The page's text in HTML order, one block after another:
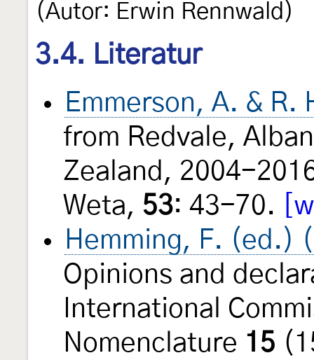
(Autor: Erwin Rennwald)
3.4. Literatur
Emmerson, A. & R.
from Redvale,
Zealand, 2004-
Weta, 53: 43-70.
Hemming, F. (ed.)
Opinions and
International
Nomenclature 15